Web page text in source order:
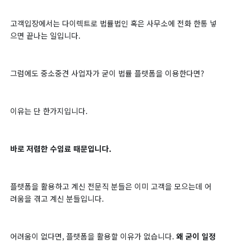
고객입장에서는 다이렉트로 법률법인 혹은 사무소에 전화 한통 넣
으면 끝나는 일입니다.
그럼에도 중소중견 사업자가 굳이 법률 플랫폼을 이용한다면?
이유는 단 한가지입니다.
바로 저렴한 수임료 때문입니다.
플랫폼을 활용하고 계신 전문직 분들은 이미 고객을 모으는데 어
려움을 겪고 계신 분들입니다.
어려움이 없다면, 플랫폼을 활용할 이유가 없습니다. 왜 굳이 일정